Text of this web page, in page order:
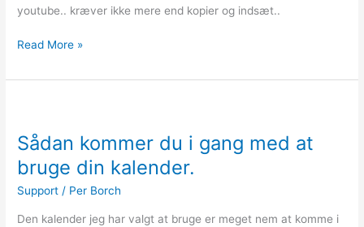
youtube.. kræver ikke mere end kopier og indsæt..
Read More »
Sådan kommer du i gang med at
bruge din kalender.
Support / Per Borch
Den kalender jeg har valgt at bruge er meget nem at komme i
du
i
gang
med